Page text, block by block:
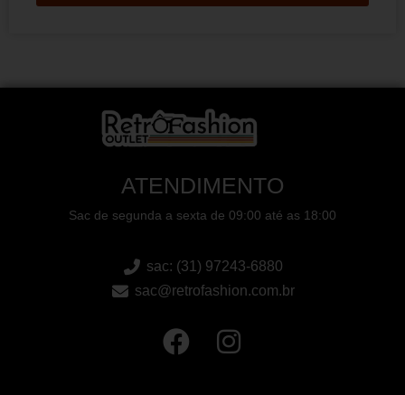
ATENDIMENTO
Sac de segunda a sexta de 09:00 até as 18:00
sac: (31) 97243-6880
sac@retrofashion.com.br